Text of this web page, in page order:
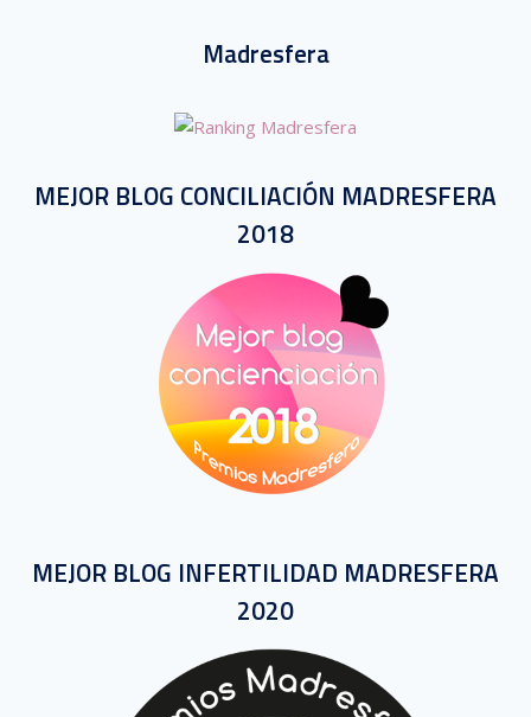
Madresfera
MEJOR BLOG CONCILIACIÓN MADRESFERA
2018
MEJOR BLOG INFERTILIDAD MADRESFERA
2020